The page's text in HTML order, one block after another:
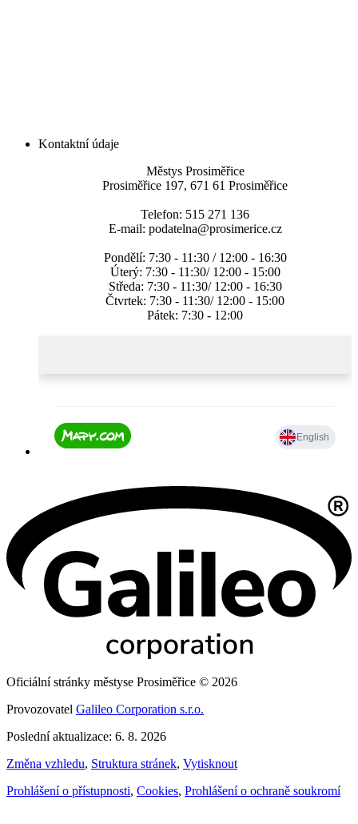
Kontaktní údaje
Městys Prosiměřice
Prosiměřice 197, 671 61 Prosiměřice
Telefon: 515 271 136
E-mail: podatelna@prosimerice.cz
Pondělí: 7:30 - 11:30 / 12:00 - 16:30
Úterý: 7:30 - 11:30/ 12:00 - 15:00
Středa: 7:30 - 11:30/ 12:00 - 16:30
Čtvrtek: 7:30 - 11:30/ 12:00 - 15:00
Pátek: 7:30 - 12:00
Oficiální stránky městyse Prosiměřice © 2026
Provozovatel Galileo Corporation s.r.o.
Poslední aktualizace: 6. 8. 2026
Změna vzhledu, Struktura stránek, Vytisknout
Prohlášení o přístupnosti, Cookies, Prohlášení o ochraně soukromí